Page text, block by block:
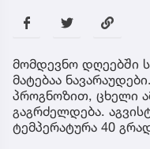
მომდევნო დღეებში
მატებაა
პროგნოზით, ცხელი
გაგრძელდება.
ტემპერატურა 40